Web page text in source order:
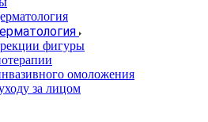
фигуры
омоложения
за лицом